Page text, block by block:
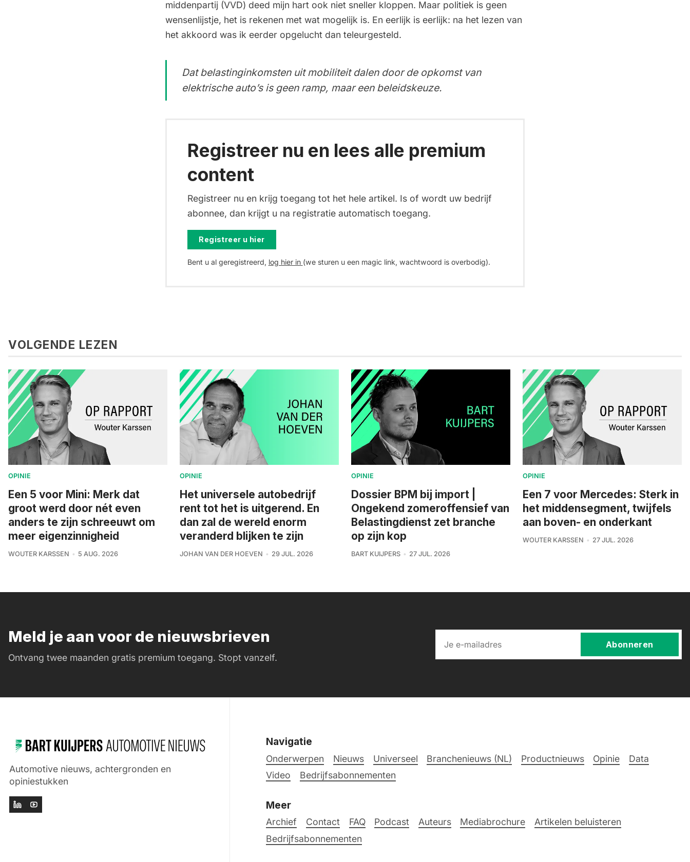
middenpartij (VVD) deed mijn hart ook niet sneller kloppen. Maar politiek is geen
wensenlijstje, het is rekenen met wat mogelijk is. En eerlijk is eerlijk: na het lezen van
het akkoord was ik eerder opgelucht dan teleurgesteld.
Dat belastinginkomsten uit mobiliteit dalen door de opkomst van
elektrische auto’s is geen ramp, maar een beleidskeuze.
Registreer nu en lees alle premium
content
Registreer nu en krijg toegang tot het hele artikel. Is of wordt uw bedrijf
abonnee, dan krijgt u na registratie automatisch toegang.
Registreer u hier
Bent u al geregistreerd, log hier in (we sturen u een magic link, wachtwoord is overbodig).
VOLGENDE LEZEN
OPINIE
Een 5 voor Mini: Merk dat
groot werd door nét even
anders te zijn schreeuwt om
meer eigenzinnigheid
WOUTER KARSSEN 5 AUG. 2026
OPINIE
Het universele autobedrijf
rent tot het is uitgerend. En
dan zal de wereld enorm
veranderd blijken te zijn
JOHAN VAN DER HOEVEN 29 JUL. 2026
OPINIE
Dossier BPM bij import |
Ongekend zomeroffensief van
Belastingdienst zet branche
op zijn kop
BART KUIJPERS 27 JUL. 2026
OPINIE
Een 7 voor Mercedes: Sterk in
het middensegment, twijfels
aan boven- en onderkant
WOUTER KARSSEN 27 JUL. 2026
Meld je aan voor de nieuwsbrieven
Ontvang twee maanden gratis premium toegang. Stopt vanzelf.
Abonneren
Automotive nieuws, achtergronden en
opiniestukken
Navigatie
Onderwerpen Nieuws Universeel Branchenieuws (NL) Productnieuws Opinie
Data
Video
Bedrijfsabonnementen
Meer
Archief Contact FAQ Podcast Auteurs Mediabrochure
Artikelen beluisteren
Bedrijfsabonnementen